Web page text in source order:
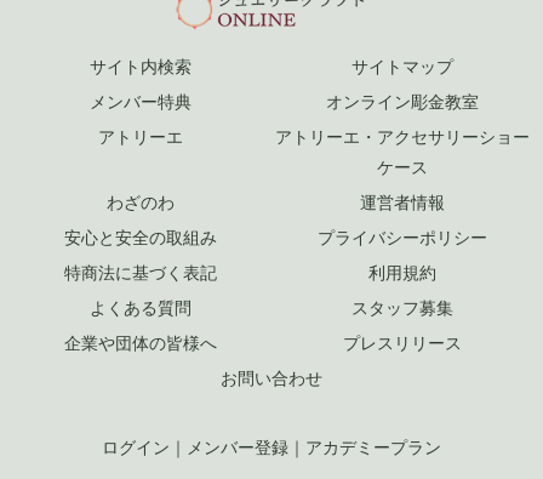
サイト内検索
サイトマップ
メンバー特典
オンライン彫金教室
アトリーエ
アトリーエ・アクセサリーショー
ケース
わざのわ
運営者情報
安心と安全の取組み
プライバシーポリシー
特商法に基づく表記
利用規約
よくある質問
スタッフ募集
企業や団体の皆様へ
プレスリリース
お問い合わせ
ログイン ｜ メンバー登録 ｜ アカデミープラン